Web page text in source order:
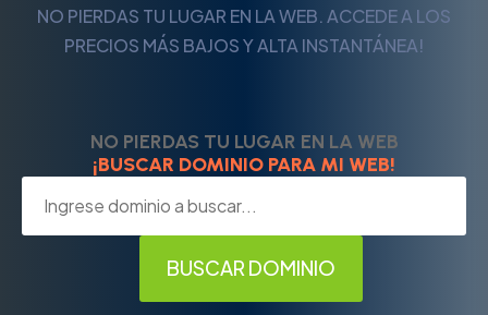
NO PIERDAS TU LUGAR EN LA WEB. ACCEDE A LOS
PRECIOS MÁS BAJOS Y ALTA INSTANTÁNEA!
NO PIERDAS TU LUGAR EN LA WEB
¡BUSCAR DOMINIO PARA MI WEB!